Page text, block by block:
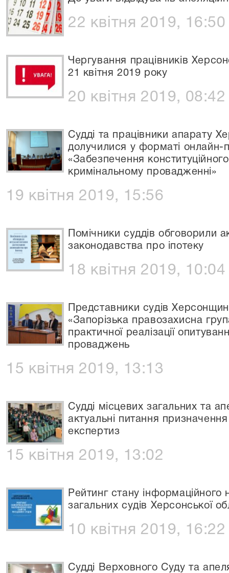
22 квітня 2019, 16:50
Чергування працівників
21 квітня 2019 року
20 квітня 2019, 08:42
Судді та працівники апарату
долучилися у форматі онлайн-
«Забезпечення
кримінальному провадженні»
19 квітня 2019, 15:56
Помічники суддів обговорили
законодавства про іпотеку
18 квітня 2019, 10:04
Представники судів
«Запорізька правозахисна
практичної реалізації
проваджень
15 квітня 2019, 13:13
Судді місцевих загальних та
актуальні питання
експертиз
15 квітня 2019, 13:02
Рейтинг стану інформаційного
загальних судів Херсонської
10 квітня 2019, 16:22
Судді Верховного Суду та